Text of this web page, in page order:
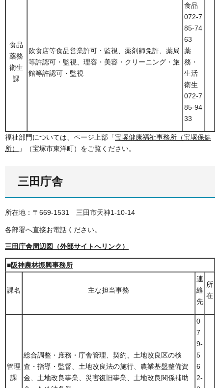
食品
薬務
衛生
課
飲食店等食品営業許可・監視、薬剤師免許、薬局
等許認可・監視、理容・美容・クリーニング・旅
館等許認可・監視
食品
072-7
85-74
63
薬
務・
生活
衛生
072-7
85-94
33
福祉部門については、ページ上部「宝塚健康福祉事務所（宝塚保健
所）
」（宝塚市東洋町）をご覧ください。
三田庁舎
所在地：〒669-1531 三田市天神1-10-14
各部署へ直接お電話ください。
三田庁舎周辺図（外部サイトへリンク）
■阪神農林振興事務所
課名 主な担当事務
連
絡
先
所
在
管理
課
総合調整・庶務・庁舎管理、契約、土地改良区の検
査・指導・監督、土地改良法の施行、農業基盤整備資
金、土地改良事業、災害復旧事業、土地改良関係補助
0
7
9-
5
6
2-